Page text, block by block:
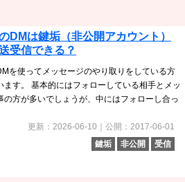
DMは鍵垢（非公開アカウント）
受信できる？
を使ってメッセージのやり取りをしている方
ます。 基本的にはフォローしている相手とメッ
の方が多いでしょうが、中にはフォローし合っ
更新：2026-06-10｜公開：2017-06-01
鍵垢
非公開 受信